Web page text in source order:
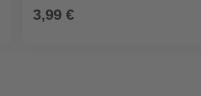
3,99 €